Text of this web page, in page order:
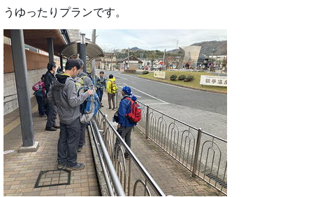
うゆったりプランです。